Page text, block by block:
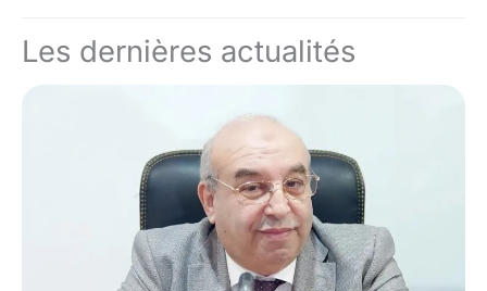
Les dernières actualités